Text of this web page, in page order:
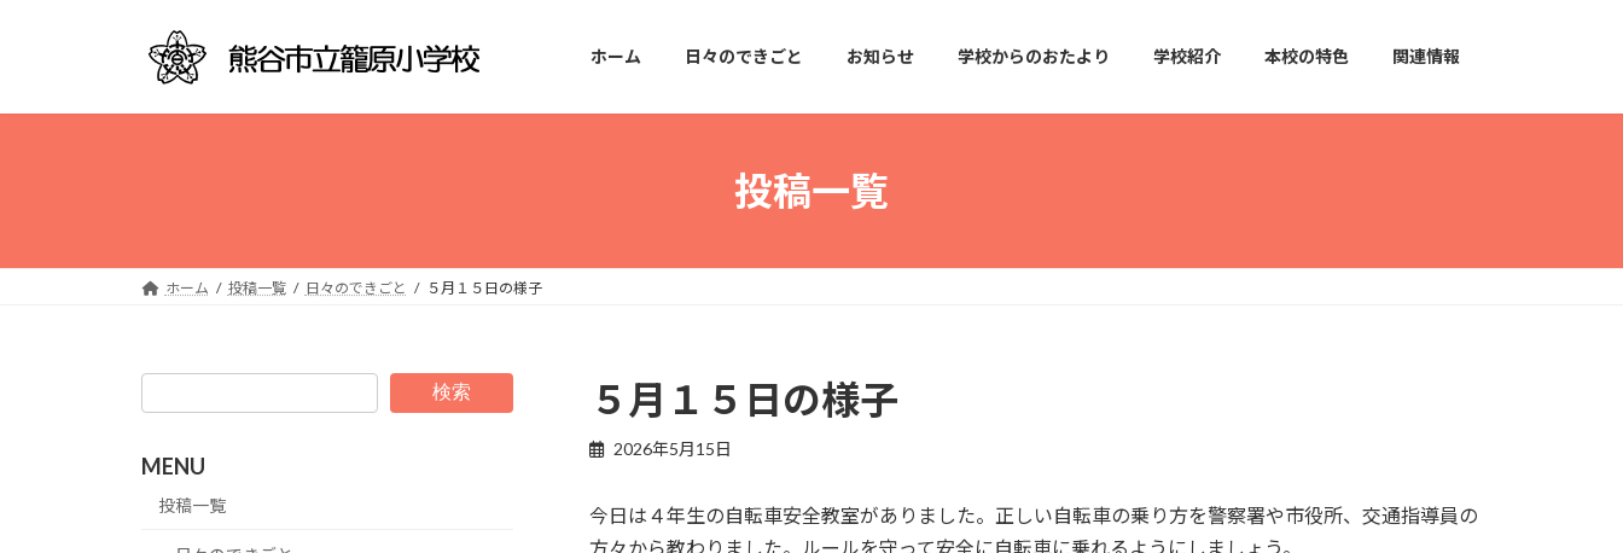
プ
動
ホーム 日々のできごと お知らせ 学校からのおたより 学校紹介 本校の特色 関連情報
投稿一覧
ホーム 投稿一覧 日々のできごと ５月１５日の様子
５月１５日の様子
2026年5月15日
今日は４年生の自転車安全教室がありました。正しい自転車の乗り方を警察署や市役所、交通指導員の
方々から教わりました。ルールを守って安全に自転車に乗れるようにしましょう。
検索
MENU
投稿一覧